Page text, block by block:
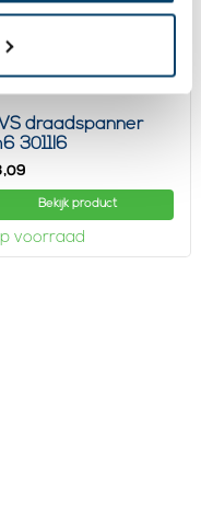
draadspanner
3011I6
09
Bekijk product
voorraad